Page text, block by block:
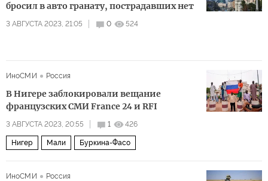
бросил в авто гранату, пострадавших нет
3 АВГУСТА 2023, 21:05 0 524
ИноСМИ Россия
В Нигере заблокировали вещание
французских СМИ France 24 и RFI
3 АВГУСТА 2023, 20:55 1 426
Нигер Мали Буркина-Фасо
ИноСМИ Россия